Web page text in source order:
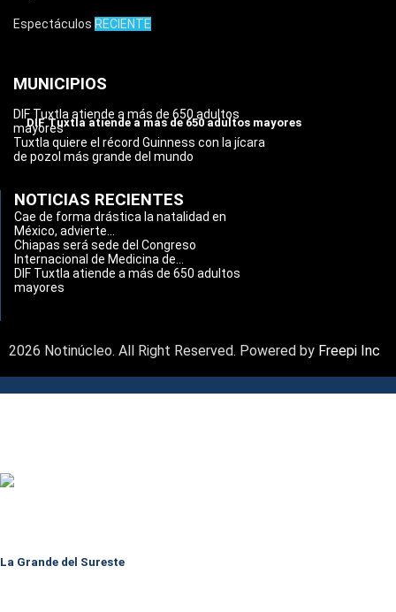
Espectáculos RECIENTE
MUNICIPIOS
DIF Tuxtla atiende a más de 650 adultos mayores
DIF Tuxtla atiende a más de 650 adultos
mayores
Tuxtla quiere el récord Guinness con la jícara
de pozol más grande del mundo
NOTICIAS RECIENTES
Cae de forma drástica la natalidad en
México, advierte...
Chiapas será sede del Congreso
Internacional de Medicina de...
DIF Tuxtla atiende a más de 650 adultos
mayores
2026 Notinúcleo. All Right Reserved. Powered by Freepi Inc
La Grande del Sureste